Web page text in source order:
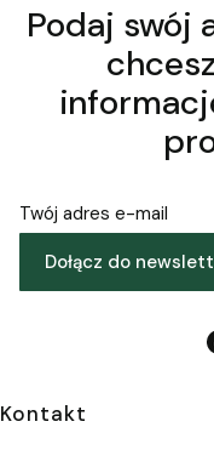
Podaj swój
Twój adres e-mail
Dołącz do
Linki w stopce
Kontakt